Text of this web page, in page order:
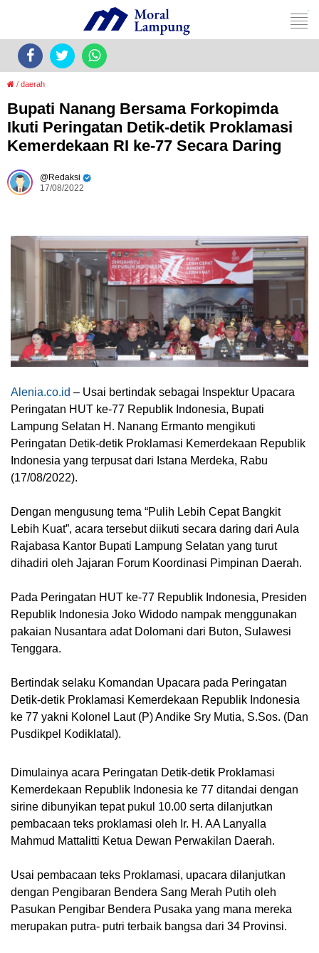
/ daerah
Bupati Nanang Bersama Forkopimda
Ikuti Peringatan Detik-detik Proklamasi
Kemerdekaan RI ke-77 Secara Daring
Redaksi
17/08/2022
Alenia.co.id – Usai bertindak sebagai Inspektur Upacara
Peringatan HUT ke-77 Republik Indonesia, Bupati
Lampung Selatan H. Nanang Ermanto mengikuti
Peringatan Detik-detik Proklamasi Kemerdekaan Republik
Indonesia yang terpusat dari Istana Merdeka, Rabu
(17/08/2022).
Dengan mengusung tema “Pulih Lebih Cepat Bangkit
Lebih Kuat”, acara tersebut diikuti secara daring dari Aula
Rajabasa Kantor Bupati Lampung Selatan yang turut
dihadiri oleh Jajaran Forum Koordinasi Pimpinan Daerah.
Pada Peringatan HUT ke-77 Republik Indonesia, Presiden
Republik Indonesia Joko Widodo nampak menggunakan
pakaian Nusantara adat Dolomani dari Buton, Sulawesi
Tenggara.
Bertindak selaku Komandan Upacara pada Peringatan
Detik-detik Proklamasi Kemerdekaan Republik Indonesia
ke 77 yakni Kolonel Laut (P) Andike Sry Mutia, S.Sos. (Dan
Pusdikpel Kodiklatal).
Dimulainya acara Peringatan Detik-detik Proklamasi
Kemerdekaan Republik Indonesia ke 77 ditandai dengan
sirine dibunyikan tepat pukul 10.00 serta dilanjutkan
pembacaan teks proklamasi oleh Ir. H. AA Lanyalla
Mahmud Mattalitti Ketua Dewan Perwakilan Daerah.
Usai pembacaan teks Proklamasi, upacara dilanjutkan
dengan Pengibaran Bendera Sang Merah Putih oleh
Pasukan Pengibar Bendera Pusaka yang mana mereka
merupakan putra- putri terbaik bangsa dari 34 Provinsi.